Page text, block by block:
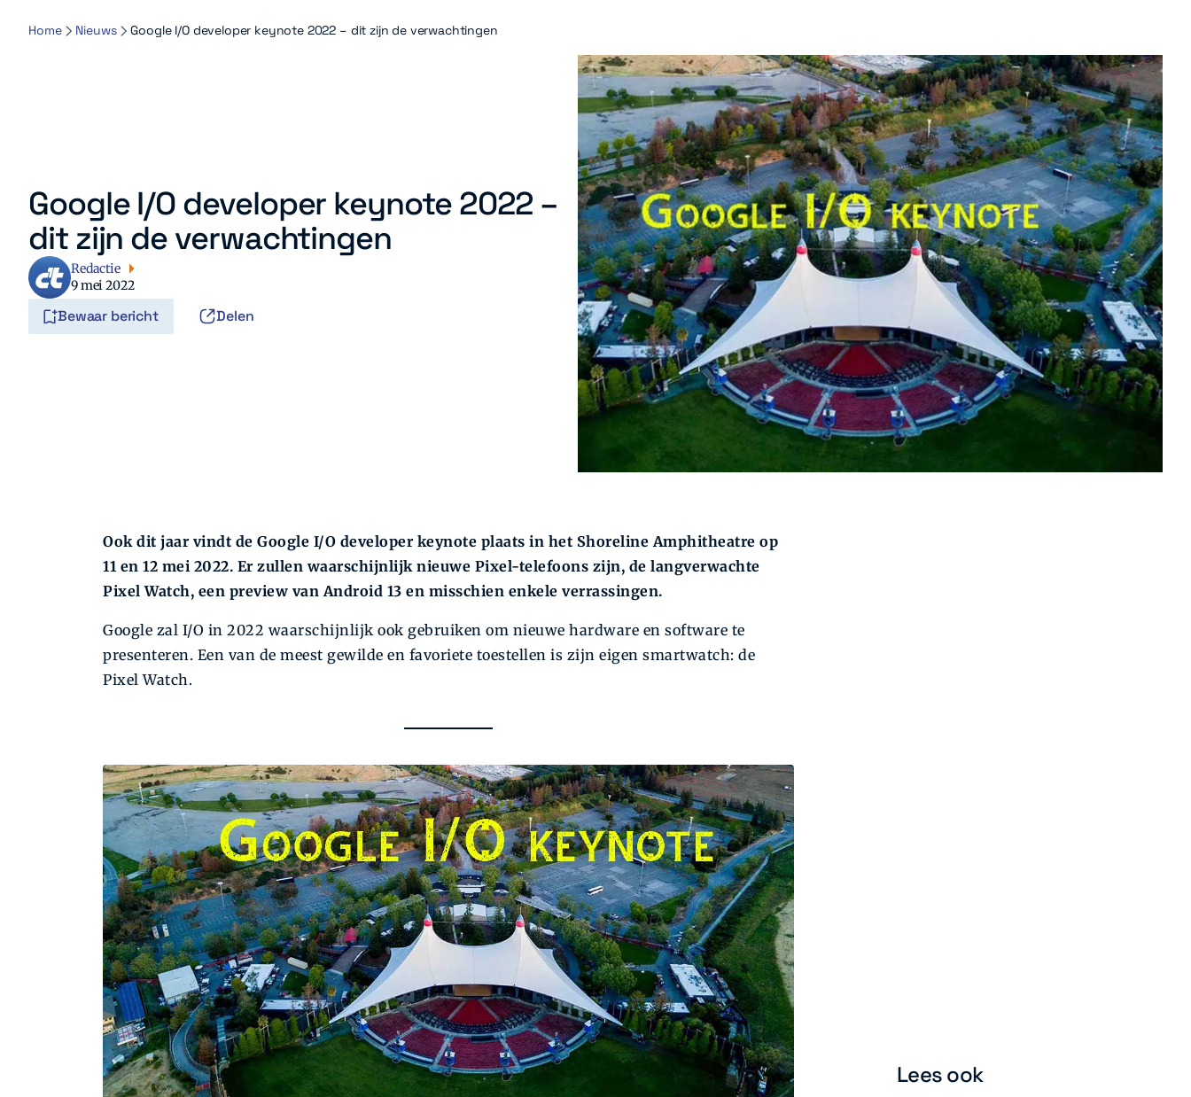
Home Nieuws Google I/O developer keynote 2022 – dit zijn de verwachtingen
Google I/O developer keynote 2022 –
dit zijn de verwachtingen
Redactie
9 mei 2022
Bewaar bericht Delen
Ook dit jaar vindt de Google I/O developer keynote plaats in het Shoreline Amphitheatre op
11 en 12 mei 2022. Er zullen waarschijnlijk nieuwe Pixel-telefoons zijn, de langverwachte
Pixel Watch, een preview van Android 13 en misschien enkele verrassingen.
Google zal I/O in 2022 waarschijnlijk ook gebruiken om nieuwe hardware en software te
presenteren. Een van de meest gewilde en favoriete toestellen is zijn eigen smartwatch: de
Pixel Watch.
Lees ook